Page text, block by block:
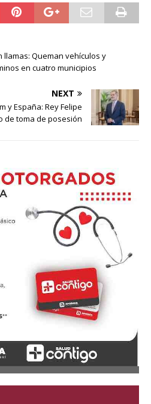
llamas: Queman vehículos y
en cuatro municipios
NEXT
y España: Rey Felipe
de toma de posesión